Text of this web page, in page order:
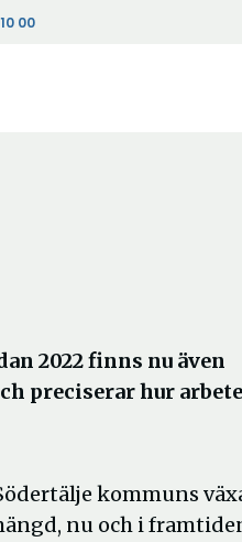
00
2022 finns nu även
preciserar hur
kommuns
nu och i